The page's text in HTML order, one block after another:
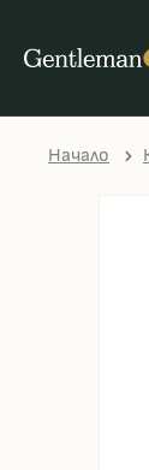
Начало